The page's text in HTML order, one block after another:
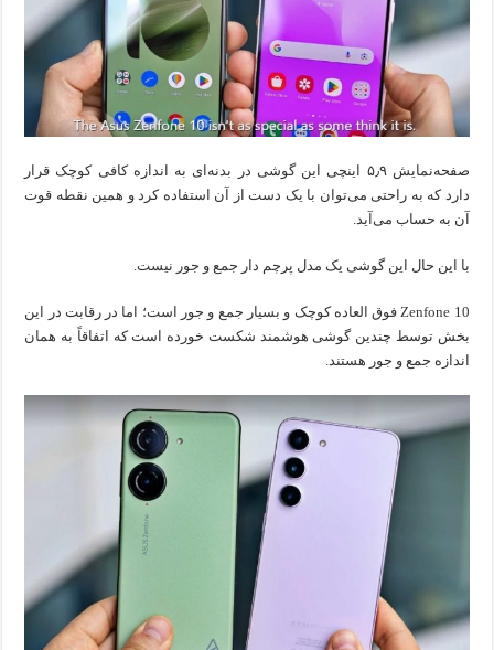
صفحه‌نمایش ۵٫۹ اینچی این گوشی در بدنه‌ای به اندازه کافی کوچک قرار
دارد که به راحتی می‌توان با یک دست از آن استفاده کرد و همین نقطه قوت
آن به حساب می‌آید.
با این حال این گوشی یک مدل پرچم دار جمع و جور نیست.
Zenfone 10 فوق العاده کوچک و بسیار جمع و جور است؛ اما در رقابت در این
بخش توسط چندین گوشی هوشمند شکست خورده است که اتفاقاً به همان
اندازه جمع و جور هستند.